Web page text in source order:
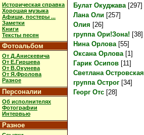
Историческая справка
Хорошая музыка
Афиши, постеры ...
Заметки
Книги
Тексты песен
Фотоальбом
От Д.Анискевича
От Е.Гиршева
От В.Окунева
От Я.Фролова
Разное
Персоналии
Об исполнителях
Фотографии
Интервью
Разное
Булат Окуджава [297]
Лана Оли [257]
Олия [26]
группа Ори!Зона! [38]
Нина Орлова [55]
Оксана Орлова [1]
Гарик Осипов [11]
Светлана Островская
группа Острог [34]
Георг Отс [28]